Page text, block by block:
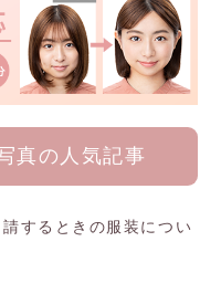
真の人気記事
するときの服装につい